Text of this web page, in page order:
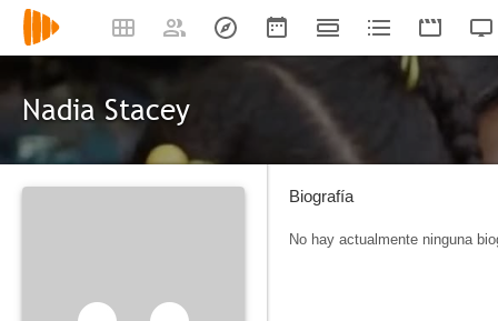
Nadia Stacey
Biografía
No hay actualmente ninguna